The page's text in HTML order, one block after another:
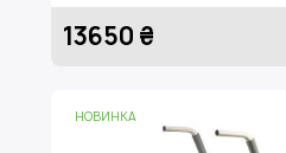
13650 ₴
НОВИНКА